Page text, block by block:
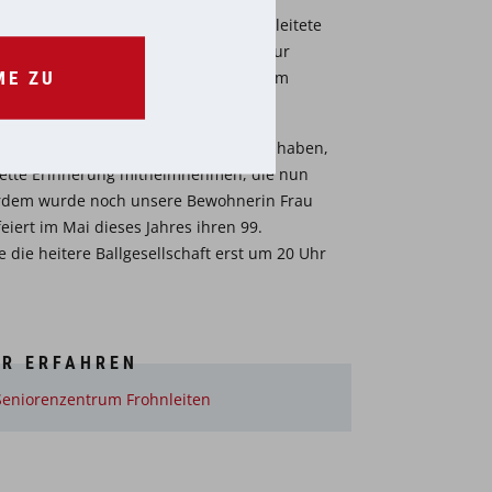
begleitete
eine rüstige Seniorenrunde zur
von den Ruck-Zuck-Buam aus dem
wir bei der Verlosung gewonnen haben,
Erinnerung mitheimnehmen, die nun
wurde noch unsere Bewohnerin Frau
im Mai dieses Jahres ihren 99.
die heitere Ballgesellschaft erst um 20 Uhr
ERFAHREN
Frohnleiten
ZU